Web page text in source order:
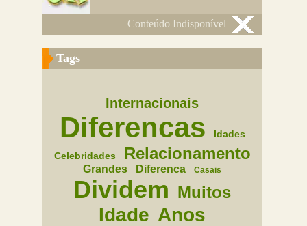
Conteúdo Indisponível
Tags
Internacionais
Diferencas
Idades
Celebridades
Relacionamento
Grandes Diferenca Casais
Dividem Muitos
Idade Anos